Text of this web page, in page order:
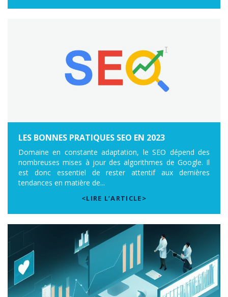
LES BONNES PRATIQUES SEO EN 2023
Domaine en constante adaptation, le SEO dépend des
nombreuses mises à jour des algorithmes de Google. Il
est donc essentiel de rester attentif aux dernières
tendances en matière de...
<LIRE L’ARTICLE>